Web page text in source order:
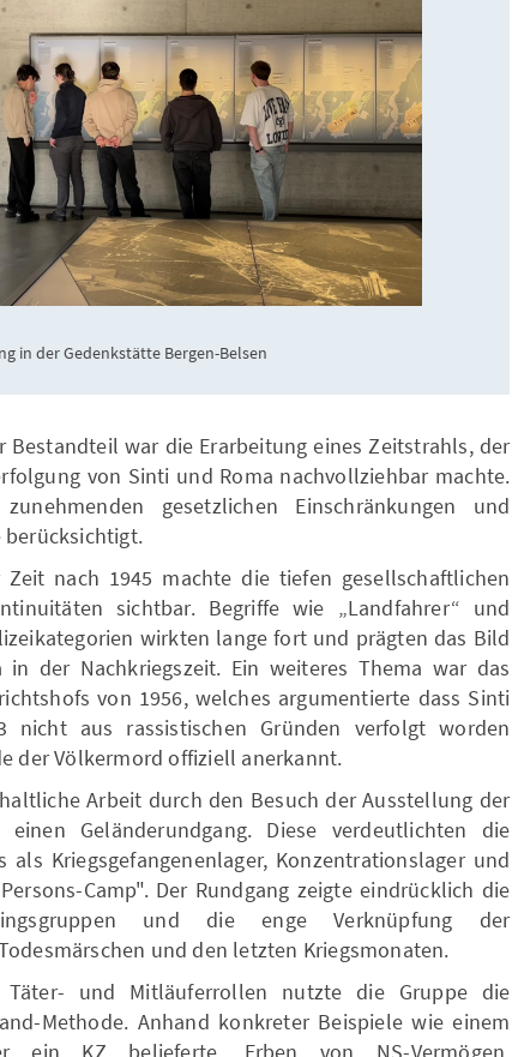
in der Gedenkstätte Bergen-Belsen
Bestandteil war die Erarbeitung eines Zeitstrahls, der
von Sinti und Roma nachvollziehbar machte.
gesetzlichen Einschränkungen und
berücksichtigt.
nach 1945 machte die tiefen gesellschaftlichen
sichtbar. Begriffe wie „Landfahrer“ und
wirkten lange fort und prägten das Bild
der Nachkriegszeit. Ein weiteres Thema war das
von 1956, welches argumentierte dass Sinti
nicht aus rassistischen Gründen verfolgt worden
der Völkermord offiziell anerkannt.
Arbeit durch den Besuch der Ausstellung der
einen Geländerundgang. Diese verdeutlichten die
als Kriegsgefangenenlager, Konzentrationslager und
Camp". Der Rundgang zeigte eindrücklich die
und die enge Verknüpfung der
und den letzten Kriegsmonaten.
und Mitläuferrollen nutzte die Gruppe die
Methode. Anhand konkreter Beispiele wie einem